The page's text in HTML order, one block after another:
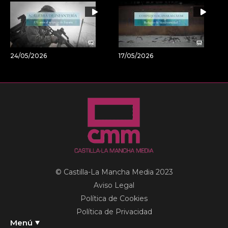
24/05/2026 17/05/2026
Menú
© Castilla-La Mancha Media 2023
Aviso Legal
Política de Cookies
Política de Privacidad